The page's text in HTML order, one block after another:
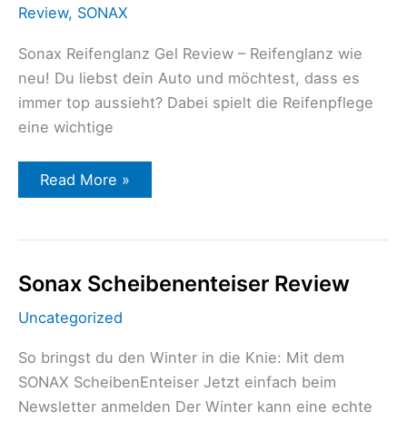
Review, SONAX
Sonax Reifenglanz Gel Review – Reifenglanz wie
neu! Du liebst dein Auto und möchtest, dass es
immer top aussieht? Dabei spielt die Reifenpflege
eine wichtige
Look
Schutz
Read More »
Sonax Scheibenenteiser Review
Uncategorized
So bringst du den Winter in die Knie: Mit dem
SONAX ScheibenEnteiser Jetzt einfach beim
Newsletter anmelden Der Winter kann eine echte
Sonax
Scheibenenteiser